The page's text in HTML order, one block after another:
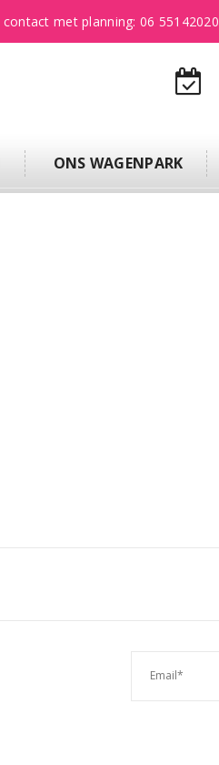
met planning: 06 55142020
ONS WAGENPARK